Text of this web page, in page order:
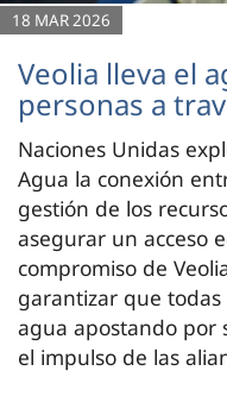
18 MAR 2026
Veolia lleva el
personas a
Naciones Unidas
Agua la conexión
gestión de los
asegurar un acceso
compromiso de
garantizar que
agua apostando por
el impulso de las